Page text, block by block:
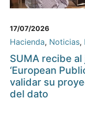
17/07/2026
Hacienda, Noticias,
SUMA recibe
‘European
validar su
del dato